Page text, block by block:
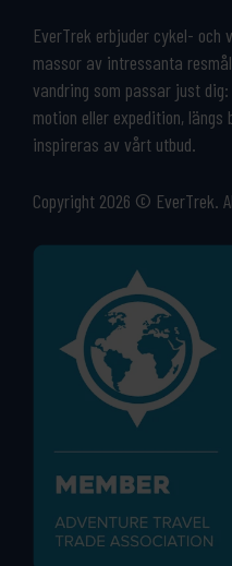
EverTrek erbjuder cykel-
massor av intressanta
vandring som passar just dig:
motion eller expedition,
inspireras av vårt utbud.
Copyright 2026 © EverTrek.